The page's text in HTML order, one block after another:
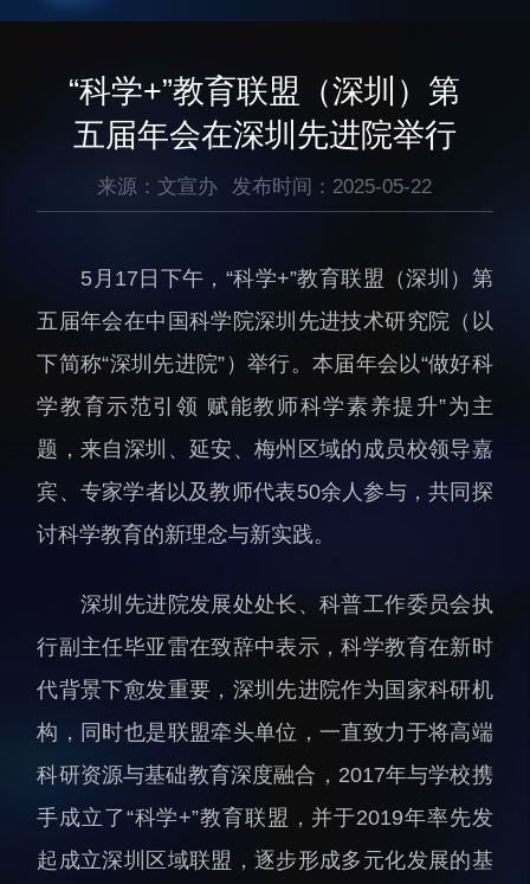
统计数据
研究机构
通知公告
生物医药与技术研究所
脑认知与脑疾病研究所
合成生物学研究所
碳中和技术研究所
科学仪器所（筹）
人才概况
人才招聘
人才动态
博士后
综合处
创新融合处
人力资源处
财务资产处
合作转化处
教育处
党群工作处
监督审计处
“科学+”教育联盟（深圳）第
五届年会在深圳先进院举行
来源：文宣办 发布时间：2025-05-22
5月17日下午，“科学+”教育联盟（深圳）第
五届年会在中国科学院深圳先进技术研究院（以
下简称“深圳先进院”）举行。本届年会以“做好科
学教育示范引领 赋能教师科学素养提升”为主
题，来自深圳、延安、梅州区域的成员校领导嘉
宾、专家学者以及教师代表50余人参与，共同探
讨科学教育的新理念与新实践。
深圳先进院发展处处长、科普工作委员会执
行副主任毕亚雷在致辞中表示，科学教育在新时
代背景下愈发重要，深圳先进院作为国家科研机
构，同时也是联盟牵头单位，一直致力于将高端
科研资源与基础教育深度融合，2017年与学校携
手成立了“科学+”教育联盟，并于2019年率先发
起成立深圳区域联盟，逐步形成多元化发展的基